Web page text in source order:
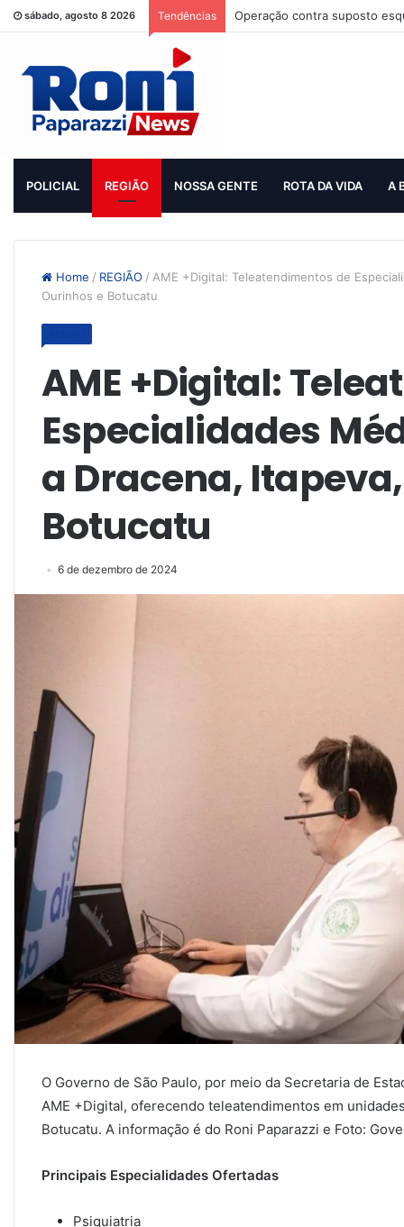
sábado, agosto 8 2026 Tendências Operação contra suposto
POLICIAL REGIÃO NOSSA GENTE ROTA DA VIDA A
Home / REGIÃO / AME +Digital: Teleatendimentos de
Ourinhos e Botucatu
AME +Digital:
Especialidades
a Dracena,
Botucatu
6 de dezembro de 2024
O Governo de São Paulo, por meio da Secretaria de
AME +Digital, oferecendo teleatendimentos em
Botucatu. A informação é do Roni Paparazzi e Foto:
Principais Especialidades Ofertadas
Psiquiatria